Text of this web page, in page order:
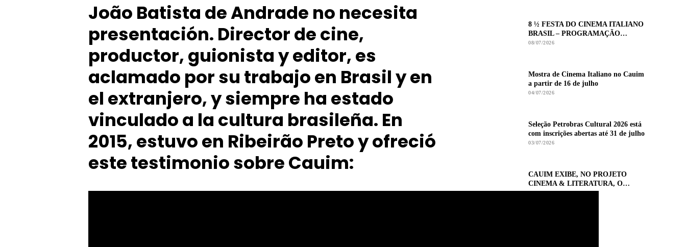
João Batista de Andrade no necesita
presentación. Director de cine,
productor, guionista y editor, es
aclamado por su trabajo en Brasil y en
el extranjero, y siempre ha estado
vinculado a la cultura brasileña. En
2015, estuvo en Ribeirão Preto y ofreció
este testimonio sobre Cauim:
8 ½ FESTA DO CINEMA ITALIANO
BRASIL – PROGRAMAÇÃO
COMPLETA
08/07/2026
Mostra de Cinema Italiano no Cauim
a partir de 16 de julho
04/07/2026
Seleção Petrobras Cultural 2026 está
com inscrições abertas até 31 de julho
03/07/2026
CAUIM EXIBE, NO PROJETO
CINEMA & LITERATURA, O
FILME FERRÉZ, LITERATURA E
02/07/2026